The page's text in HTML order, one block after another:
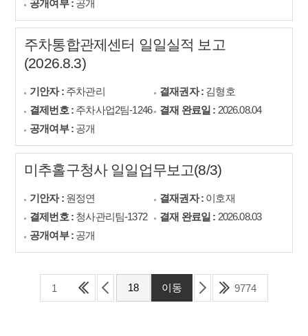
공개여부 : 공개
주차통합관제센터 일일실적 보고
(2026.8.3)
기안자 : 주차관리 결재권자 : 김형호
결제번호 : 주차사업2팀-1246 결재 완료일 : 2026.08.04
공개여부 : 공개
미추홀구청사 일일업무보고(8/3)
기안자 : 원정연 결재권자 : 이호재
결제번호 : 청사관리팀-1372 결재 완료일 : 2026.08.03
공개여부 : 공개
1 9774